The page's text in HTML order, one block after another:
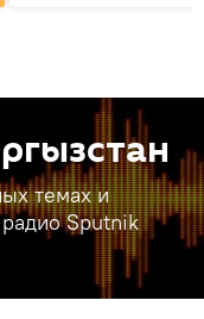
темах и
Sputnik